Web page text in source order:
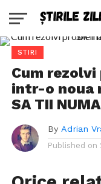
STIRI
Cum
intr-o noua
SA TII
By Adrian
Published on